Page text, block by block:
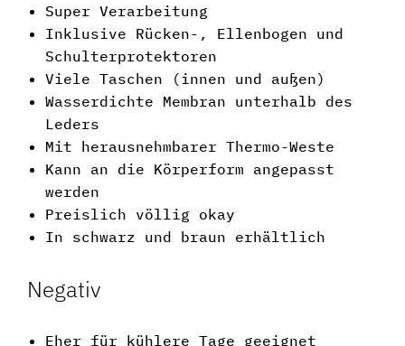
Super Verarbeitung
Inklusive Rücken-, Ellenbogen und
Schulterprotektoren
Viele Taschen (innen und außen)
Wasserdichte Membran unterhalb des
Leders
Mit herausnehmbarer Thermo-Weste
Kann an die Körperform angepasst
werden
Preislich völlig okay
In schwarz und braun erhältlich
Negativ
Eher für kühlere Tage geeignet